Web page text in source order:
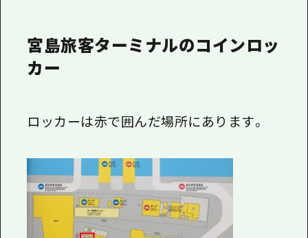
宮島旅客ターミナルのコインロッ
カー
ロッカーは赤で囲んだ場所にあります。